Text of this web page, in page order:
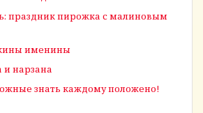
праздник пирожка с малиновым
именины
и нарзана
знать каждому положено!